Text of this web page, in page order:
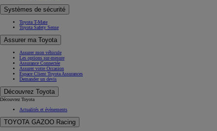
Systèmes de sécurité
Toyota T-Mate
Toyota Safety Sense
Assurer ma Toyota
Assurer mon véhicule
Les options sur-mesure
Assurance Connectée
Assurer votre Occasion
Espace Client Toyota Assurances
Demander un devis
Découvrez Toyota
Découvrez Toyota
Actualités et évènements
TOYOTA GAZOO Racing